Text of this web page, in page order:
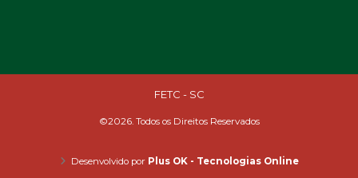
FETC - SC
©2026. Todos os Direitos Reservados
Desenvolvido por Plus OK - Tecnologias Online